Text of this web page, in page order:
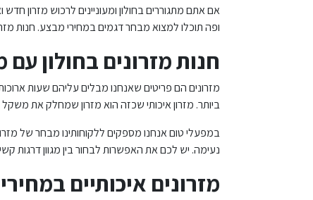
אם אתם מתגוררים בחולון ומעוניינים לרכוש מזרון
ופה תוכלו למצוא מבחר דגמים במחירי מבצע. חנות
חנות מזרונים בחולון עם
מזרונים הם פריטים שאנחנו מבלים עליהם שעות
ביותר. מזרון איכותי שכזה הוא מזרון שמחלק את
במפעלי טום אנחנו מספקים ללקוחותינו מבחר של
נעימה. יש לכם את האפשרות לבחור בין מגוון דרגות
מזרונים איכותיים